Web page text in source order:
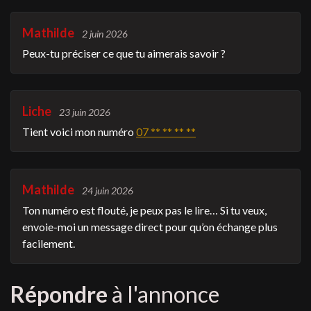
Mathilde 2 juin 2026
Peux-tu préciser ce que tu aimerais savoir ?
Liche 23 juin 2026
Tient voici mon numéro 07 ** ** ** **
Mathilde 24 juin 2026
Ton numéro est flouté, je peux pas le lire… Si tu veux,
envoie-moi un message direct pour qu’on échange plus
facilement.
Répondre à l'annonce